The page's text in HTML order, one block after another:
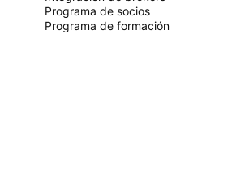
Programa de socios
Programa de formación